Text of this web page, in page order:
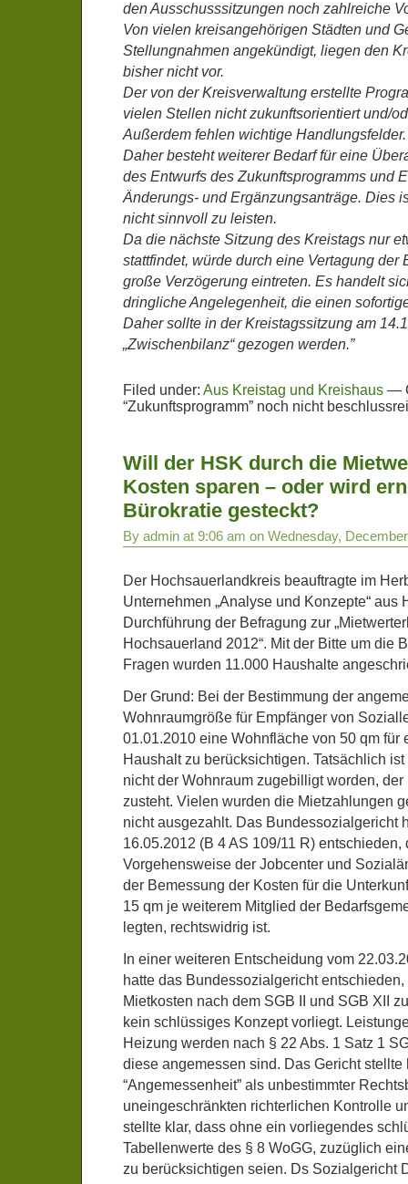
den Ausschusssitzungen noch zahlreiche
Von vielen kreisangehörigen Städten und
Stellungnahmen angekündigt, liegen den
bisher nicht vor.
Der von der Kreisverwaltung erstellte
vielen Stellen nicht zukunftsorientiert und/
Außerdem fehlen wichtige Handlungsfelder.
Daher besteht weiterer Bedarf für eine
des Entwurfs des Zukunftsprogramms und
Änderungs- und Ergänzungsanträge. Dies
nicht sinnvoll zu leisten.
Da die nächste Sitzung des Kreistags nur
stattfindet, würde durch eine Vertagung der
große Verzögerung eintreten. Es handelt
dringliche Angelegenheit, die einen
Daher sollte in der Kreistagssitzung am
„Zwischenbilanz“ gezogen werden.”
Filed under: Aus Kreistag und Kreishaus —
“Zukunftsprogramm” noch nicht
Will der HSK durch die
Kosten sparen – oder wird
Bürokratie gesteckt?
By admin at 9:06 am on Wednesday,
Der Hochsauerlandkreis beauftragte im
Unternehmen „Analyse und Konzepte“ aus
Durchführung der Befragung zur
Hochsauerland 2012“. Mit der Bitte um die
Fragen wurden 11.000 Haushalte
Der Grund: Bei der Bestimmung der
Wohnraumgröße für Empfänger von
01.01.2010 eine Wohnfläche von 50 qm für
Haushalt zu berücksichtigen. Tatsächlich
nicht der Wohnraum zugebilligt worden,
zusteht. Vielen wurden die Mietzahlungen
nicht ausgezahlt. Das Bundessozialgericht
16.05.2012 (B 4 AS 109/11 R)
Vorgehensweise der Jobcenter und
der Bemessung der Kosten für die
15 qm je weiterem Mitglied der
legten, rechtswidrig ist.
In einer weiteren Entscheidung vom
hatte das Bundessozialgericht
Mietkosten nach dem SGB II und SGB XII
kein schlüssiges Konzept vorliegt.
Heizung werden nach § 22 Abs. 1 Satz 1
diese angemessen sind. Das Gericht stellte
“Angemessenheit” als unbestimmter
uneingeschränkten richterlichen Kontrolle
stellte klar, dass ohne ein vorliegendes
Tabellenwerte des § 8 WoGG, zuzüglich
zu berücksichtigen seien. Ds Sozialgericht